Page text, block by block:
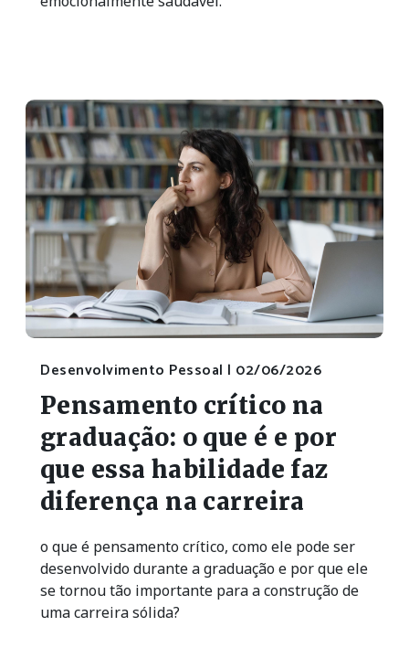
Desenvolvimento Pessoal | 02/06/2026
Pensamento crítico na
graduação: o que é e por
que essa habilidade faz
diferença na carreira
o que é pensamento crítico, como ele pode ser
desenvolvido durante a graduação e por que ele
se tornou tão importante para a construção de
uma carreira sólida?